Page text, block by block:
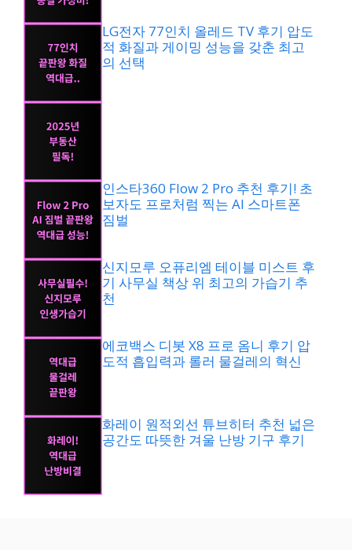
LG전자 77인치 올레드 TV 후기 압도
적 화질과 게이밍 성능을 갖춘 최고
의 선택
인스타360 Flow 2 Pro 추천 후기! 초
보자도 프로처럼 찍는 AI 스마트폰
짐벌
신지모루 오퓨리엠 테이블 미스트 후
기 사무실 책상 위 최고의 가습기 추
천
에코백스 디봇 X8 프로 옴니 후기 압
도적 흡입력과 롤러 물걸레의 혁신
화레이 원적외선 튜브히터 추천 넓은
공간도 따뜻한 겨울 난방 기구 후기